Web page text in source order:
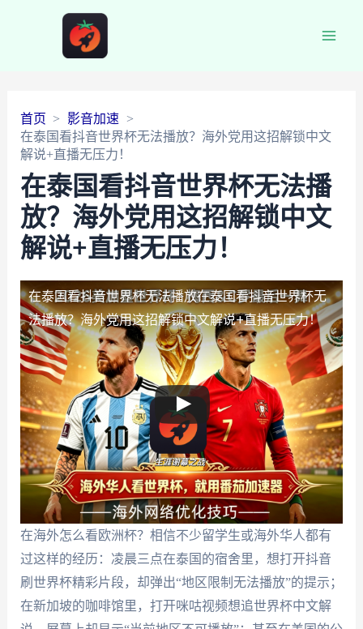
首页
影音加速
在泰国看抖音世界杯无法播放？海外党用这招解锁中文
解说+直播无压力！
在泰国看抖音世界杯无法播
放？海外党用这招解锁中文
解说+直播无压力！
在泰国看抖音世界杯无法播放在泰国看抖音世界杯无
法播放？海外党用这招解锁中文解说+直播无压力！
在海外怎么看欧洲杯？相信不少留学生或海外华人都有
过这样的经历：凌晨三点在泰国的宿舍里，想打开抖音
刷世界杯精彩片段，却弹出“地区限制无法播放”的提示；
在新加坡的咖啡馆里，打开咪咕视频想追世界杯中文解